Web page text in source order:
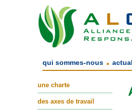
qui sommes-nous .
une charte
des axes de travail